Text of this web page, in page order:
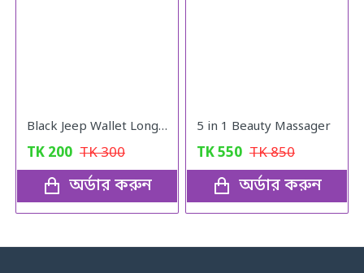
Black Jeep Wallet Long For Men - Wallet
TK 200 TK300
অর্ডার করুন
5 in 1 Beauty Massager
TK550 TK850
অর্ডার করুন